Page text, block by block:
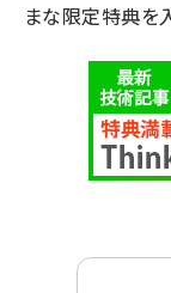
まな限定特典を